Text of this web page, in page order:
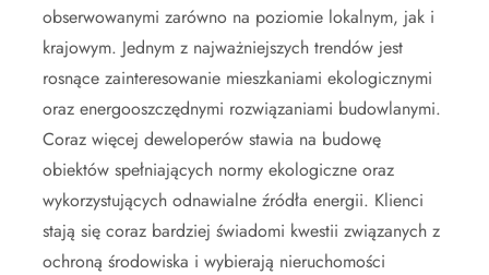
obserwowanymi zarówno na poziomie lokalnym, jak i
krajowym. Jednym z najważniejszych trendów jest
rosnące zainteresowanie mieszkaniami ekologicznymi
oraz energooszczędnymi rozwiązaniami budowlanymi.
Coraz więcej deweloperów stawia na budowę
obiektów spełniających normy ekologiczne oraz
wykorzystujących odnawialne źródła energii. Klienci
stają się coraz bardziej świadomi kwestii związanych z
ochroną środowiska i wybierają nieruchomości